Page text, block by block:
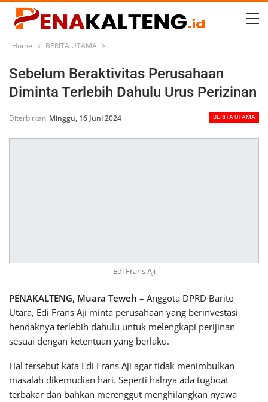
Home BERITA UTAMA
Sebelum Beraktivitas Perusahaan
Diminta Terlebih Dahulu Urus Perizinan
BERITA UTAMA
Diterbitkan Minggu, 16 Juni 2024
Edi Frans Aji
PENAKALTENG, Muara Teweh – Anggota DPRD Barito
Utara, Edi Frans Aji minta perusahaan yang berinvestasi
hendaknya terlebih dahulu untuk melengkapi perijinan
sesuai dengan ketentuan yang berlaku.
Hal tersebut kata Edi Frans Aji agar tidak menimbulkan
masalah dikemudian hari. Seperti halnya ada tugboat
terbakar dan bahkan merenggut menghilangkan nyawa